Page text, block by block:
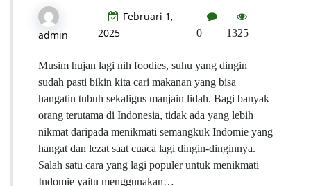
admin
Februari 1,
2025
0 1325
Musim hujan lagi nih foodies, suhu yang dingin
sudah pasti bikin kita cari makanan yang bisa
hangatin tubuh sekaligus manjain lidah. Bagi banyak
orang terutama di Indonesia, tidak ada yang lebih
nikmat daripada menikmati semangkuk Indomie yang
hangat dan lezat saat cuaca lagi dingin-dinginnya.
Salah satu cara yang lagi populer untuk menikmati
Indomie yaitu menggunakan…